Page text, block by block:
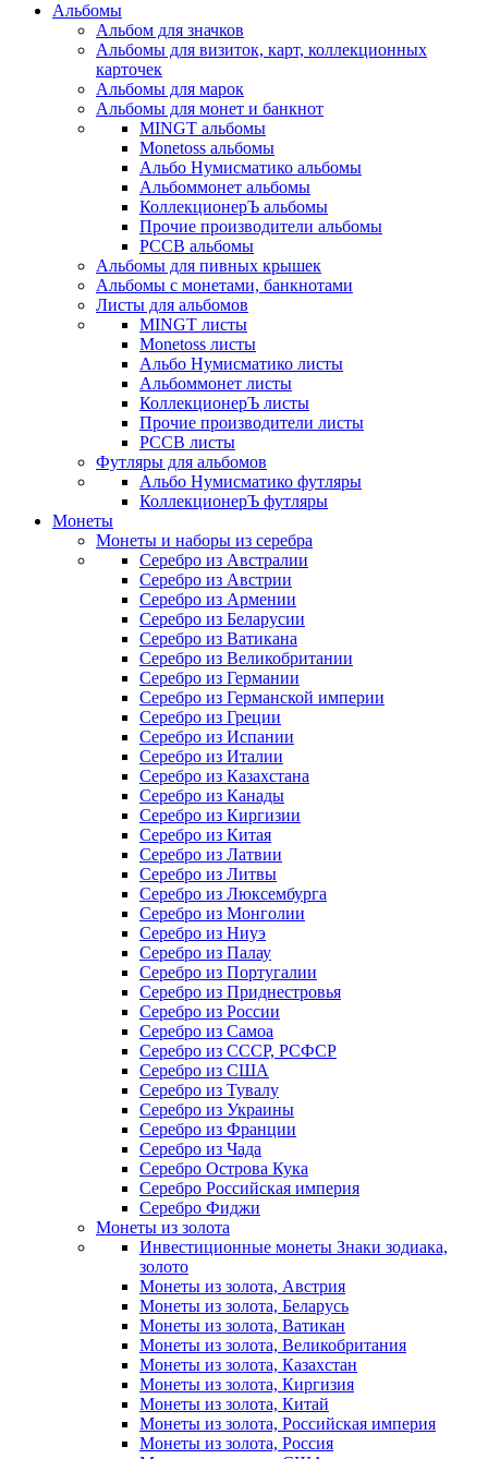
Альбомы
Альбом для значков
Альбомы для визиток, карт, коллекционных
карточек
Альбомы для марок
Альбомы для монет и банкнот
MINGT альбомы
Monetoss альбомы
Альбо Нумисматико альбомы
Альбоммонет альбомы
КоллекционерЪ альбомы
Прочие производители альбомы
РССВ альбомы
Альбомы для пивных крышек
Альбомы с монетами, банкнотами
Листы для альбомов
MINGT листы
Monetoss листы
Альбо Нумисматико листы
Альбоммонет листы
КоллекционерЪ листы
Прочие производители листы
РССВ листы
Футляры для альбомов
Альбо Нумисматико футляры
КоллекционерЪ футляры
Монеты
Монеты и наборы из серебра
Серебро из Австралии
Серебро из Австрии
Серебро из Армении
Серебро из Беларусии
Серебро из Ватикана
Серебро из Великобритании
Серебро из Германии
Серебро из Германской империи
Серебро из Греции
Серебро из Испании
Серебро из Италии
Серебро из Казахстана
Серебро из Канады
Серебро из Киргизии
Серебро из Китая
Серебро из Латвии
Серебро из Литвы
Серебро из Люксембурга
Серебро из Монголии
Серебро из Ниуэ
Серебро из Палау
Серебро из Португалии
Серебро из Приднестровья
Серебро из России
Серебро из Самоа
Серебро из СССР, РСФСР
Серебро из США
Серебро из Тувалу
Серебро из Украины
Серебро из Франции
Серебро из Чада
Серебро Острова Кука
Серебро Российская империя
Серебро Фиджи
Монеты из золота
Инвестиционные монеты Знаки зодиака,
золото
Монеты из золота, Австрия
Монеты из золота, Беларусь
Монеты из золота, Ватикан
Монеты из золота, Великобритания
Монеты из золота, Казахстан
Монеты из золота, Киргизия
Монеты из золота, Китай
Монеты из золота, Российская империя
Монеты из золота, Россия